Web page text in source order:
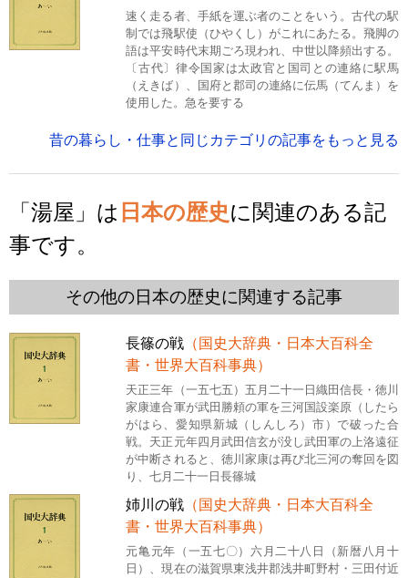
速く走る者、手紙を運ぶ者のことをいう。古代の駅
制では飛駅使（ひやくし）がこれにあたる。飛脚の
語は平安時代末期ごろ現われ、中世以降頻出する。
〔古代〕律令国家は太政官と国司との連絡に駅馬
（えきば）、国府と郡司の連絡に伝馬（てんま）を
使用した。急を要する
昔の暮らし・仕事と同じカテゴリの記事をもっと見る
「湯屋」は 日本の歴史に関連のある記
事です。
その他の日本の歴史に関連する記事
長篠の戦 （国史大辞典・日本大百科全
書・世界大百科事典）
天正三年（一五七五）五月二十一日織田信長・徳川
家康連合軍が武田勝頼の軍を三河国設楽原（したら
がはら、愛知県新城（しんしろ）市）で破った合
戦。天正元年四月武田信玄が没し武田軍の上洛遠征
が中断されると、徳川家康は再び北三河の奪回を図
り、七月二十一日長篠城
姉川の戦 （国史大辞典・日本大百科全
書・世界大百科事典）
元亀元年（一五七〇）六月二十八日（新暦八月十
日）、現在の滋賀県東浅井郡浅井町野村・三田付近